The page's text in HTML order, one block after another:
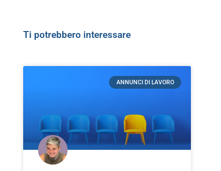
Ti potrebbero interessare
ANNUNCI DI LAVORO